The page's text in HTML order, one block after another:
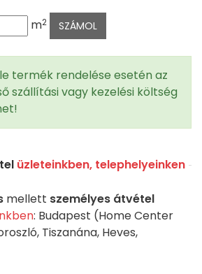
m2
termék rendelése esetén az
szállítási vagy kezelési költség
üzleteinkben, telephelyeinken
mellett személyes átvétel
: Budapest (Home Center
Tiszanána, Heves,